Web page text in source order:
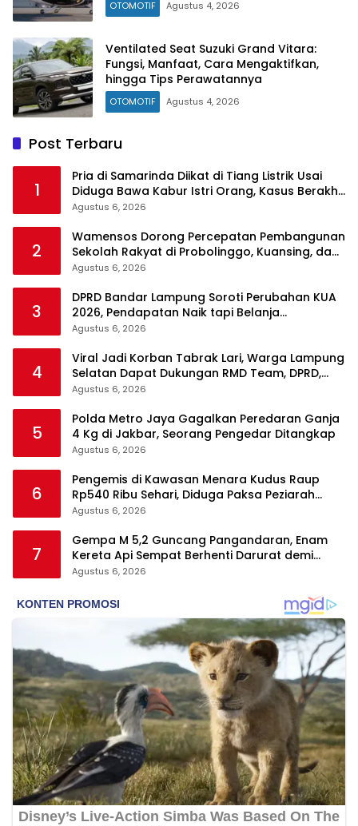
OTOMOTIF Agustus 4, 2026
Ventilated Seat Suzuki Grand Vitara:
Fungsi, Manfaat, Cara Mengaktifkan,
hingga Tips Perawatannya
OTOMOTIF Agustus 4, 2026
Post Terbaru
1
Pria di Samarinda Diikat di Tiang Listrik Usai
Diduga Bawa Kabur Istri Orang, Kasus Berakhir
Damai
Agustus 6, 2026
2
Wamensos Dorong Percepatan Pembangunan
Sekolah Rakyat di Probolinggo, Kuansing, dan
Polewali Mandar
Agustus 6, 2026
3
DPRD Bandar Lampung Soroti Perubahan KUA
2026, Pendapatan Naik tapi Belanja
Pembangunan Dipangkas
Agustus 6, 2026
4
Viral Jadi Korban Tabrak Lari, Warga Lampung
Selatan Dapat Dukungan RMD Team, DPRD,
dan Influencer
Agustus 6, 2026
5
Polda Metro Jaya Gagalkan Peredaran Ganja
4 Kg di Jakbar, Seorang Pengedar Ditangkap
Agustus 6, 2026
6
Pengemis di Kawasan Menara Kudus Raup
Rp540 Ribu Sehari, Diduga Paksa Peziarah
hingga Tarik Baju
Agustus 6, 2026
7
Gempa M 5,2 Guncang Pangandaran, Enam
Kereta Api Sempat Berhenti Darurat demi
Keselamatan
Agustus 6, 2026